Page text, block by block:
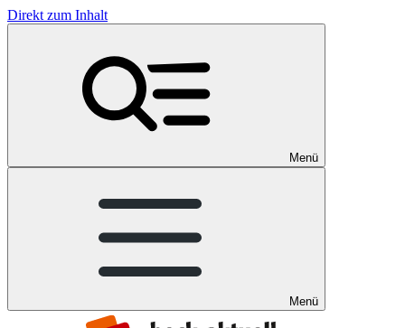
Direkt zum Inhalt
Menü
Menü